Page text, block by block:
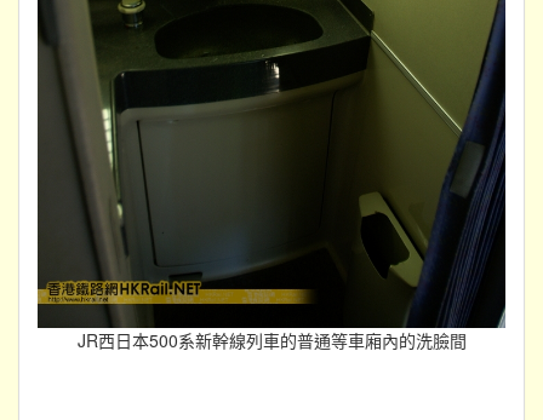
JR西日本500系新幹線列車的普通等車廂內的洗臉間